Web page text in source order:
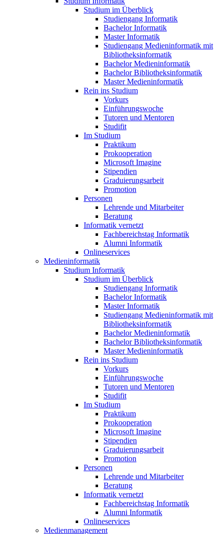
Studium im Überblick
Studiengang Informatik
Bachelor Informatik
Master Informatik
Studiengang Medieninformatik mit
Bibliotheksinformatik
Bachelor Medieninformatik
Bachelor Bibliotheksinformatik
Master Medieninformatik
Rein ins Studium
Vorkurs
Einführungswoche
Tutoren und Mentoren
Studifit
Im Studium
Praktikum
Prokooperation
Microsoft Imagine
Stipendien
Graduierungsarbeit
Promotion
Personen
Lehrende und Mitarbeiter
Beratung
Informatik vernetzt
Fachbereichstag Informatik
Alumni Informatik
Onlineservices
Medieninformatik
Studium Informatik
Studium im Überblick
Studiengang Informatik
Bachelor Informatik
Master Informatik
Studiengang Medieninformatik mit
Bibliotheksinformatik
Bachelor Medieninformatik
Bachelor Bibliotheksinformatik
Master Medieninformatik
Rein ins Studium
Vorkurs
Einführungswoche
Tutoren und Mentoren
Studifit
Im Studium
Praktikum
Prokooperation
Microsoft Imagine
Stipendien
Graduierungsarbeit
Promotion
Personen
Lehrende und Mitarbeiter
Beratung
Informatik vernetzt
Fachbereichstag Informatik
Alumni Informatik
Onlineservices
Medienmanagement